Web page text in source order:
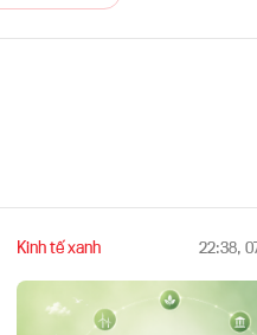
Kinh tế xanh 22:38,